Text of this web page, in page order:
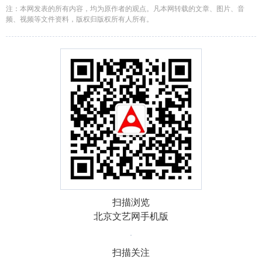
注：本网发表的所有内容，均为原作者的观点。凡本网转载的文章、图片、音
频、视频等文件资料，版权归版权所有人所有。
扫描浏览
北京文艺网手机版
扫描关注